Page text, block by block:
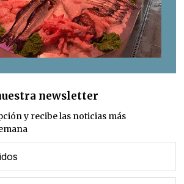
newsletter
y recibe las noticias más